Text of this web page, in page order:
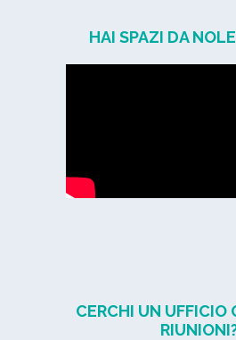
HAI SPAZI DA
CERCHI UN UFFICIO